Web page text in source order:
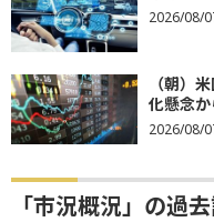
2026/08/
（朝）
化懸念
2026/08/
「市況概況」の過